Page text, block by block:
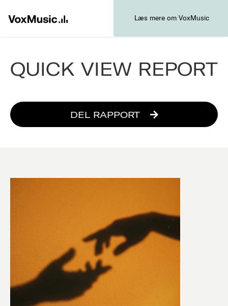
Læs mere om VoxMusic
QUICK VIEW REPORT
DEL RAPPORT